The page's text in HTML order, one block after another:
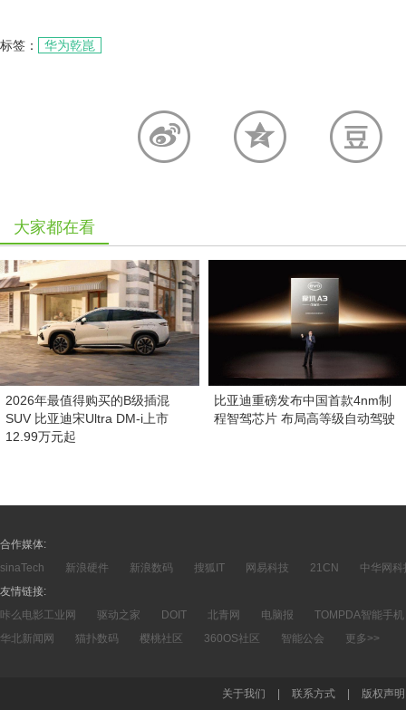
标签： 华为乾崑
大家都在看
2026年最值得购买的B级插混
SUV 比亚迪宋Ultra DM-i上市
12.99万元起
比亚迪重磅发布中国首款4nm制
程智驾芯片 布局高等级自动驾驶
合作媒体:
sinaTech
新浪硬件 新浪数码 搜狐IT 网易科技 21CN
中华网科
友情链接:
咔么电影工业网
驱动之家 DOIT 北青网 电脑报
TOMPDA智能手机
华北新闻网
猫扑数码 樱桃社区 360OS社区 智能公会 更多>>
关于我们 联系方式 版权声明